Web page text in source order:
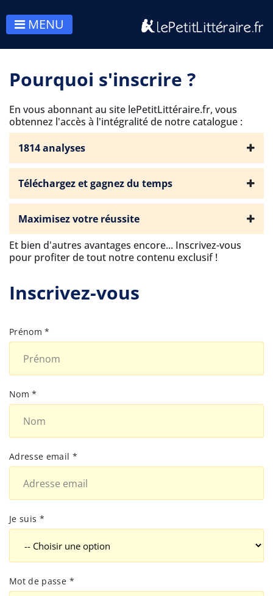
MENU
Pourquoi s'inscrire ?
En vous abonnant au site lePetitLittéraire.fr, vous
obtennez l'accès à l'intégralité de notre catalogue :
1814 analyses
Téléchargez et gagnez du temps
Maximisez votre réussite
Et bien d'autres avantages encore... Inscrivez-vous
pour profiter de tout notre contenu exclusif !
Inscrivez-vous
Prénom *
Nom *
Adresse email *
Je suis *
Mot de passe *